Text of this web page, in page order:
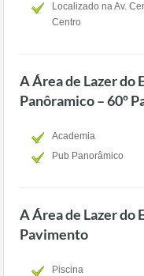
Localizado na Av.
Centro
A Área de Lazer do
Panôramico – 60º
Academia
Pub Panorâmico
A Área de Lazer do
Pavimento
Piscina